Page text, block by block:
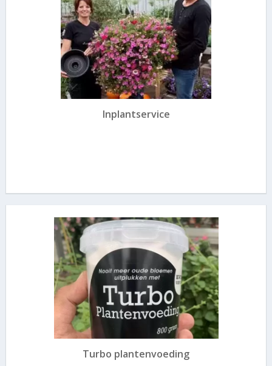
Inplantservice
Turbo plantenvoeding